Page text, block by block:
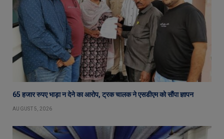
65 हजार रुपए भाड़ा न देने का आरोप, ट्रक चालक ने एसडीएम को सौंपा ज्ञापन
AUGUST 5, 2026